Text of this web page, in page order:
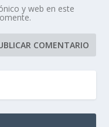
y web en este